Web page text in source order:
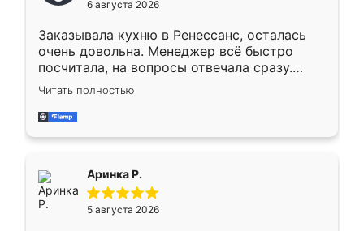
мебели буду заказывать только здесь.
6 августа 2026
Заказывала кухню в Ренессанс, осталась
очень довольна. Менеджер всё быстро
посчитала, на вопросы отвечала сразу.
Замерщик приехал в субботу, подошёл к
делу со всей ответственностью. Собрали
за день, ребята работали аккуратно, даже
Читать полностью
Аринка Р.
5 августа 2026